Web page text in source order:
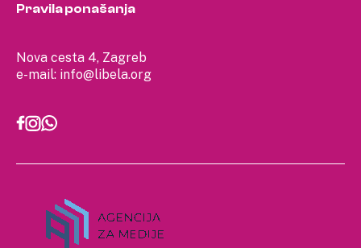
Nova cesta 4, Zagreb
e-mail: info@libela.org
Pravila ponašanja